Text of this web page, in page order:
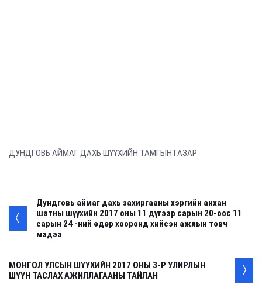
ДУНДГОВЬ АЙМАГ ДАХЬ ШҮҮХИЙН ТАМГЫН ГАЗАР
Дундговь аймаг дахь захиргааны хэргийн анхан
шатны шүүхийн 2017 оны 11 дүгээр сарын 20-оос 11
сарын 24 -ний өдөр хооронд хийсэн ажлын товч
мэдээ
МОНГОЛ УЛСЫН ШҮҮХИЙН 2017 ОНЫ 3-Р УЛИРЛЫН
ШҮҮН ТАСЛАХ АЖИЛЛАГААНЫ ТАЙЛАН